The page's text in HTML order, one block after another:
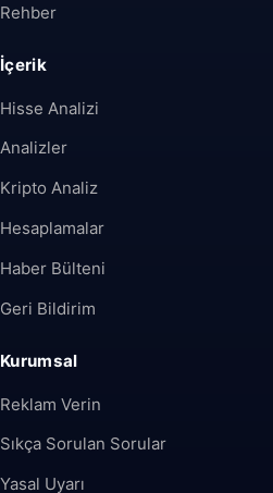
Rehber
İçerik
Hisse Analizi
Analizler
Kripto Analiz
Hesaplamalar
Haber Bülteni
Geri Bildirim
Kurumsal
Reklam Verin
Sıkça Sorulan Sorular
Yasal Uyarı